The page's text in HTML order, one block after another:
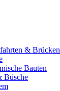
& Brücken
Bauten
Büsche